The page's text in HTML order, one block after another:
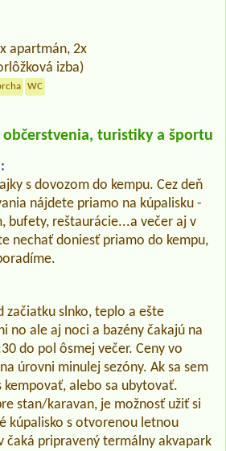
apartmán, 2x
izba)
WC
občerstvenia, turistiky a športu
s dovozom do kempu. Cez deň
nájdete priamo na kúpalisku -
bufety, reštaurácie...a večer aj v
nechať doniesť priamo do kempu,
začiatku slnko, teplo a ešte
no ale aj noci a bazény čakajú na
do pol ôsmej večer. Ceny vo
úrovni minulej sezóny. Ak sa sem
alebo sa ubytovať.
stan/karavan, je možnosť užiť si
kúpalisko s otvorenou letnou
čaká pripravený termálny akvapark